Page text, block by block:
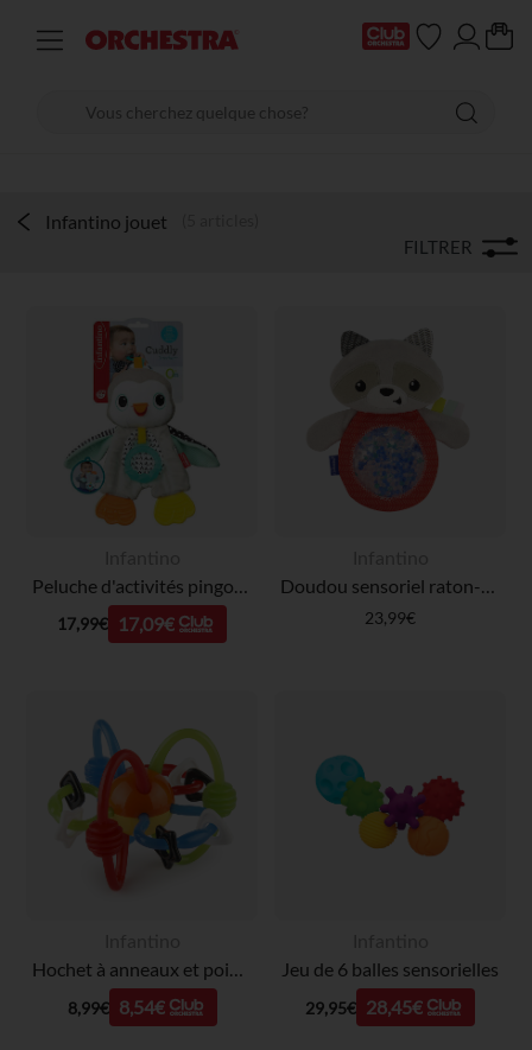
Infantino jouet
FILTRER
17,99€ 17,09€ 23,99€
Hochet à anneaux et poignées multicolores
8,99€ 8,54€
Jeu de 6 balles sensorielles
29,95€ 28,45€